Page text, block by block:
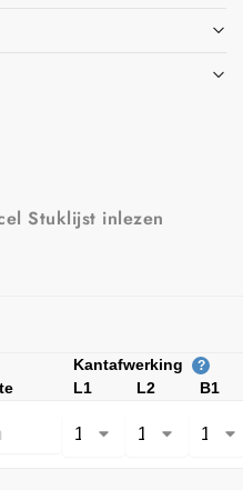
Stuklijst inlezen
Kantafwerking ?
L1 L2 B1